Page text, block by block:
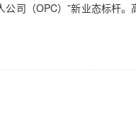
司（OPC）”新业态标杆。